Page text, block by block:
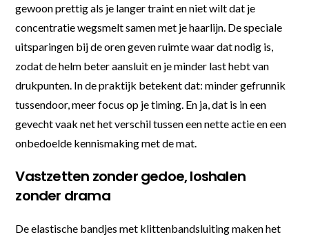
gewoon prettig als je langer traint en niet wilt dat je
concentratie wegsmelt samen met je haarlijn. De speciale
uitsparingen bij de oren geven ruimte waar dat nodig is,
zodat de helm beter aansluit en je minder last hebt van
drukpunten. In de praktijk betekent dat: minder gefrunnik
tussendoor, meer focus op je timing. En ja, dat is in een
gevecht vaak net het verschil tussen een nette actie en een
onbedoelde kennismaking met de mat.
Vastzetten zonder gedoe, loshalen
zonder drama
De elastische bandjes met klittenbandsluiting maken het